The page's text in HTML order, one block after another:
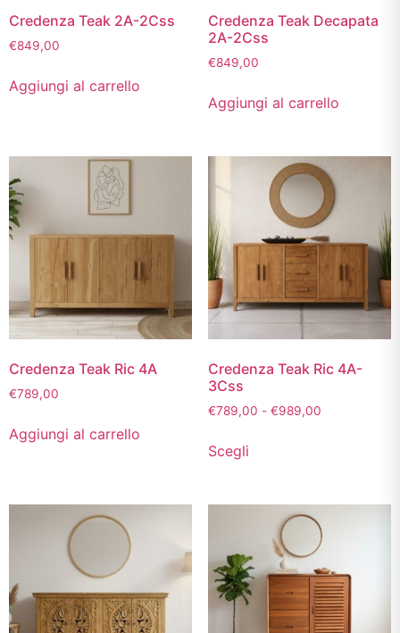
Credenza Teak 2A-2Css
€849,00
Aggiungi al carrello
Credenza Teak Decapata
2A-2Css
€849,00
Aggiungi al carrello
Credenza Teak Ric 4A
€789,00
Aggiungi al carrello
Credenza Teak Ric 4A-
3Css
€789,00 - €989,00
Scegli